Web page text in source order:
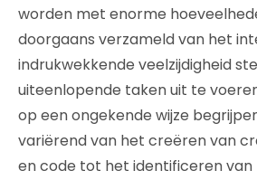
worden met enorme
doorgaans verzameld van het
indrukwekkende veelzijdigheid
uiteenlopende taken uit te
op een ongekende wijze
variërend van het creëren van
en code tot het identificeren van